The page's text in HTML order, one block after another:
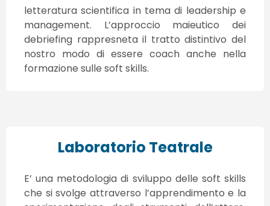
Laboratorio Teatrale
E’ una metodologia di sviluppo delle soft skills
che si svolge attraverso l’apprendimento e la
letteratura scientifica in tema di leadership e
management. L’approccio maieutico dei
debriefing rappresneta il tratto distintivo del
nostro modo di essere coach anche nella
formazione sulle soft skills.